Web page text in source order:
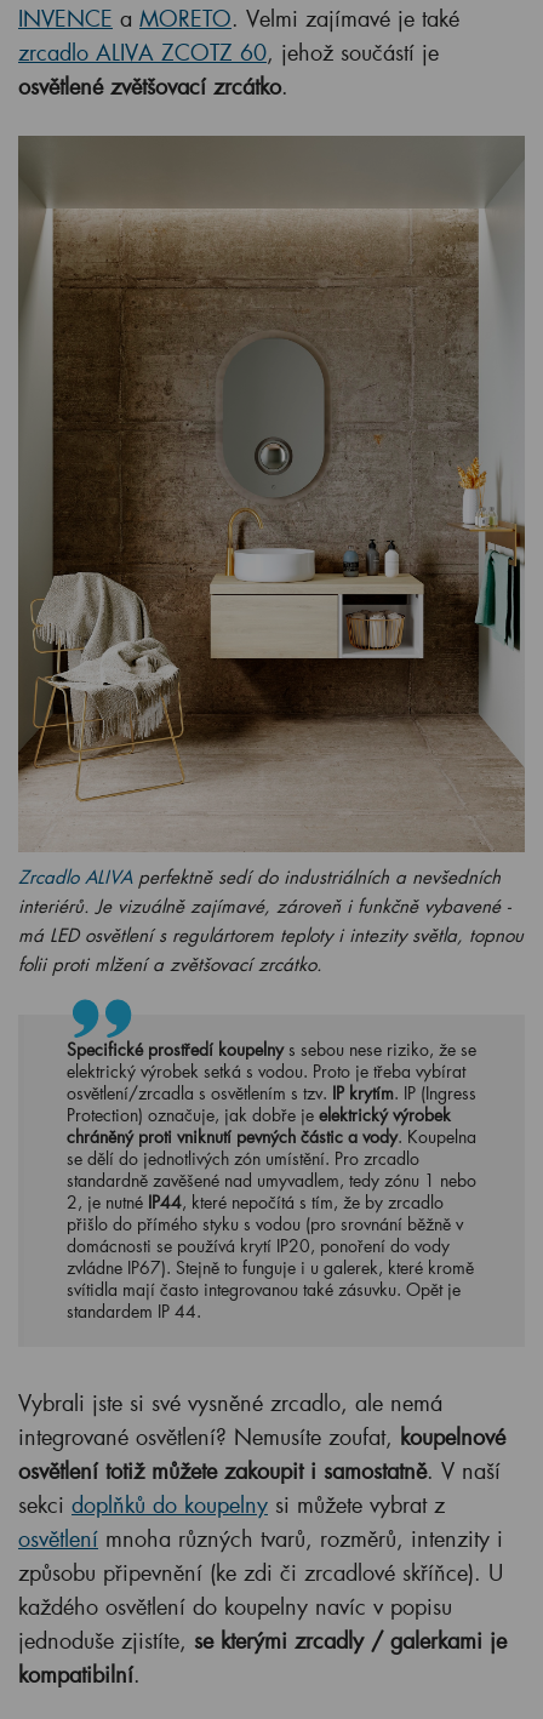
INVENCE a MORETO. Velmi zajímavé je také
zrcadlo ALIVA ZCOTZ 60, jehož součástí je
osvětlené zvětšovací zrcátko.
Zrcadlo ALIVA perfektně sedí do industriálních a nevšedních
interiérů. Je vizuálně zajímavé, zároveň i funkčně vybavené -
má LED osvětlení s regulártorem teploty i intezity světla, topnou
folii proti mlžení a zvětšovací zrcátko.
Specifické prostředí koupelnys sebou nese riziko, že se
elektrický výrobek setká s vodou. Proto je třeba vybírat
osvětlení/zrcadla s osvětlením s tzv. IP krytím. IP (Ingress
Protection) označuje, jak dobře je elektrický výrobek
chráněný proti vniknutí pevných částic a vody. Koupelna
se dělí do jednotlivých zón umístění. Pro zrcadlo
standardně zavěšené nad umyvadlem, tedy zónu 1 nebo
2, je nutné IP44, které nepočítá s tím, že by zrcadlo
přišlo do přímého styku s vodou (pro srovnání běžně v
domácnosti se používá krytí IP20, ponoření do vody
zvládne IP67). Stejně to funguje i u galerek, které kromě
svítidla mají často integrovanou také zásuvku. Opět je
standardem IP 44.
Vybrali jste si své vysněné zrcadlo, ale nemá
integrované osvětlení? Nemusíte zoufat, koupelnové
osvětlení totiž můžete zakoupit i samostatně. V naší
sekci doplňků do koupelny si můžete vybrat z
osvětlení mnoha různých tvarů, rozměrů, intenzity i
způsobu připevnění (ke zdi či zrcadlové skříňce). U
každého osvětlení do koupelny navíc v popisu
jednoduše zjistíte, se kterými zrcadly / galerkami je
kompatibilní.